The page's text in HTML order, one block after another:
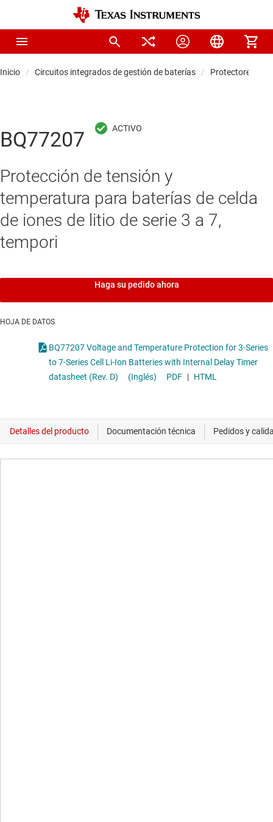
Inicio Circuitos integrados de gestión de baterías Protectores de
BQ77207
Protección de tensión y
temperatura para baterías de celda
de iones de litio de serie 3 a 7,
tempori
Haga su pedido ahora
HOJA DE DATOS
BQ77207 Voltage and Temperature Protection for 3-Series
to 7-Series Cell Li-Ion Batteries with Internal Delay Timer
datasheet (Rev. D)
(Inglés) PDF | HTML